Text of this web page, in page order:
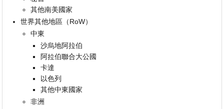
其他南美國家
世界其他地區（RoW）
中東
沙烏地阿拉伯
阿拉伯聯合大公國
卡達
以色列
其他中東國家
非洲